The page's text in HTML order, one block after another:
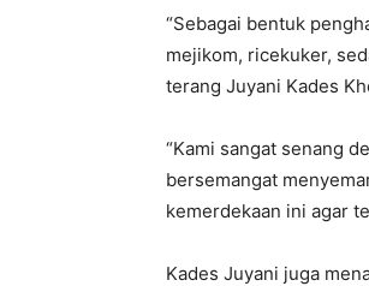
“Sebagai bentuk
mejikom, ricekuker,
terang Juyani Kades
“Kami sangat senang
bersemangat
kemerdekaan ini agar
Kades Juyani juga